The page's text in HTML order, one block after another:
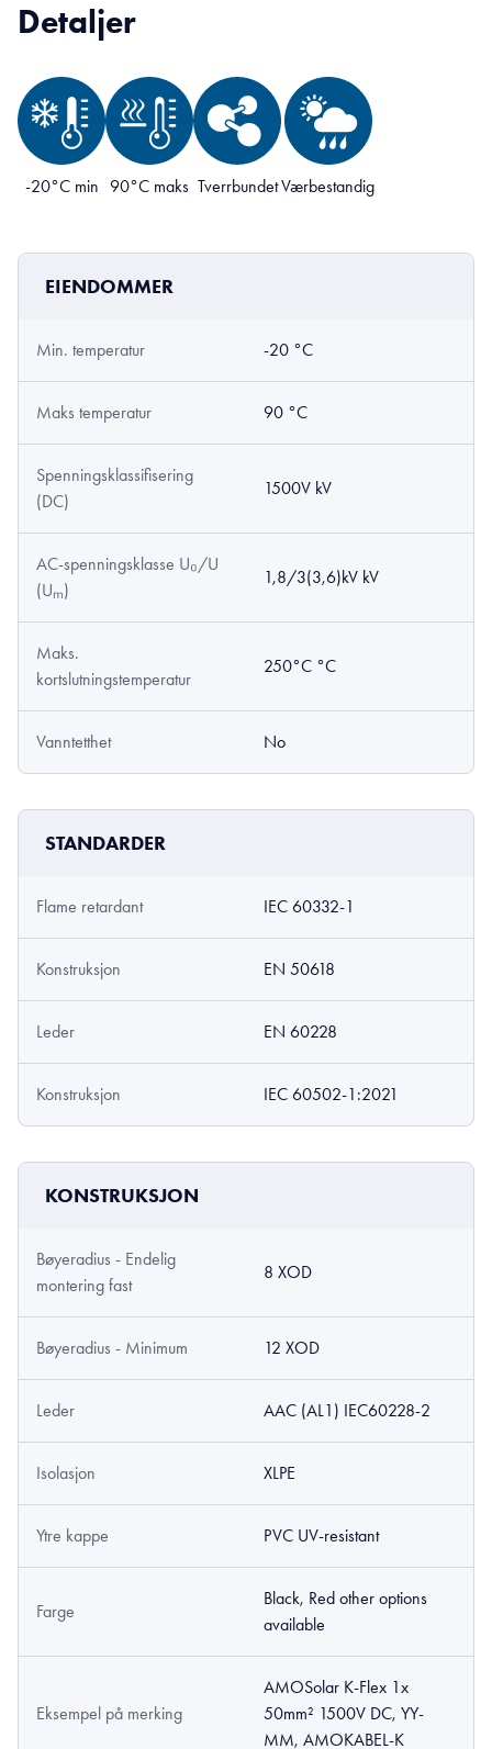
Detaljer
-20°C min 90°C maks TverrbundetVærbestandig
EIENDOMMER
Min. temperatur -20 °C
Maks temperatur 90 °C
Spenningsklassifisering
(DC)
1500V kV
AC-spenningsklasse U₀/U
(Uₘ)
1,8/3(3,6)kV kV
Maks.
kortslutningstemperatur
250°C °C
Vanntetthet No
STANDARDER
Flame retardant IEC 60332-1
Konstruksjon EN 50618
Leder EN 60228
Konstruksjon IEC 60502-1:2021
KONSTRUKSJON
Bøyeradius - Endelig
montering fast
8 XOD
Bøyeradius - Minimum 12 XOD
Leder AAC (AL1) IEC60228-2
Isolasjon XLPE
Ytre kappe PVC UV-resistant
Farge
Black, Red other options
available
Eksempel på merking
AMOSolar K-Flex 1x
50mm² 1500V DC, YY-
MM, AMOKABEL-K